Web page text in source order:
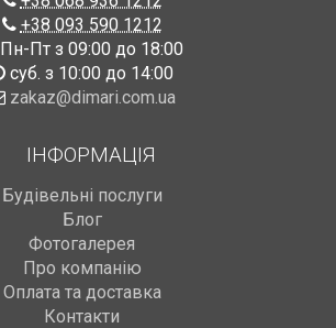
+38 093 590 1212
Пн-Пт з 09:00 до 18:00
суб. з 10:00 до 14:00
zakaz@dimari.com.ua
ІНФОРМАЦІЯ
Будівельні послуги
Блог
Фотогалерея
Про компанію
Оплата та доставка
Контакти